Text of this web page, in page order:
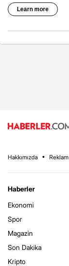
Hakkımızda Reklam
Haberler
Ekonomi
Spor
Magazin
Son Dakika
Kripto